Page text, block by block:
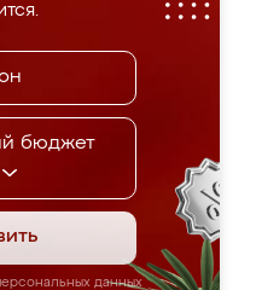
бюджет
данных